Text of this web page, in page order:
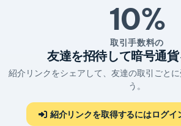
10%
取引手数料の
友達を招待して暗号通貨
紹介リンクをシェアして、友達の取引ごと
う。
紹介リンクを取得するにはログイ